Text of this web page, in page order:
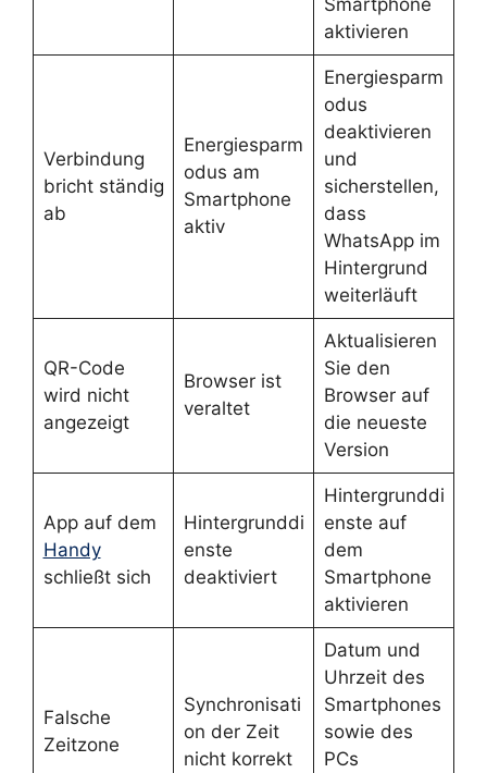
aktivieren
Verbindung
bricht ständig
ab
Energiesparm
odus am
Smartphone
aktiv
Energiesparm
odus
deaktivieren
und
sicherstellen,
dass
WhatsApp im
Hintergrund
weiterläuft
QR-Code
wird nicht
angezeigt
Browser ist
veraltet
Aktualisieren
Sie den
Browser auf
die neueste
Version
App auf dem
Handy
schließt sich
Hintergrunddi
enste
deaktiviert
Hintergrunddi
enste auf
dem
Smartphone
aktivieren
Falsche
Zeitzone
Synchronisati
on der Zeit
nicht korrekt
Datum und
Uhrzeit des
Smartphones
sowie des
PCs